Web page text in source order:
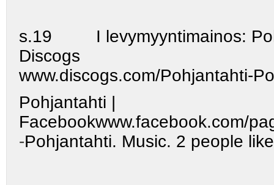
s.19 I levymyyntimainos:
Discogs
www.discogs.com/Pohjantahti-
Pohjantahti |
Facebookwww.facebook.com/
-Pohjantahti. Music. 2 people